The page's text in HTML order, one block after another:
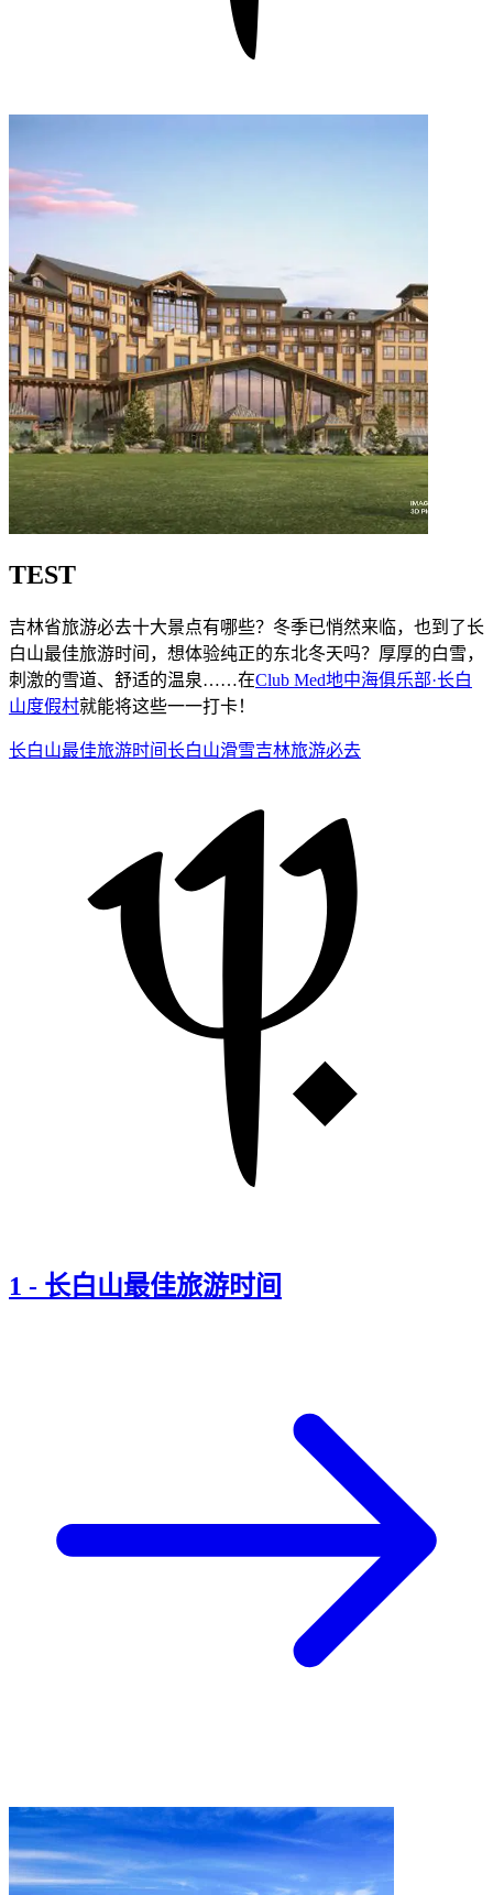
TEST
吉林省旅游必去十大景点有哪些？冬季已悄然来临，也到了长
白山最佳旅游时间，想体验纯正的东北冬天吗？厚厚的白雪，
刺激的雪道、舒适的温泉……在Club Med地中海俱乐部·长白
山度假村就能将这些一一打卡！
长白山最佳旅游时间长白山滑雪吉林旅游必去
1 - 长白山最佳旅游时间